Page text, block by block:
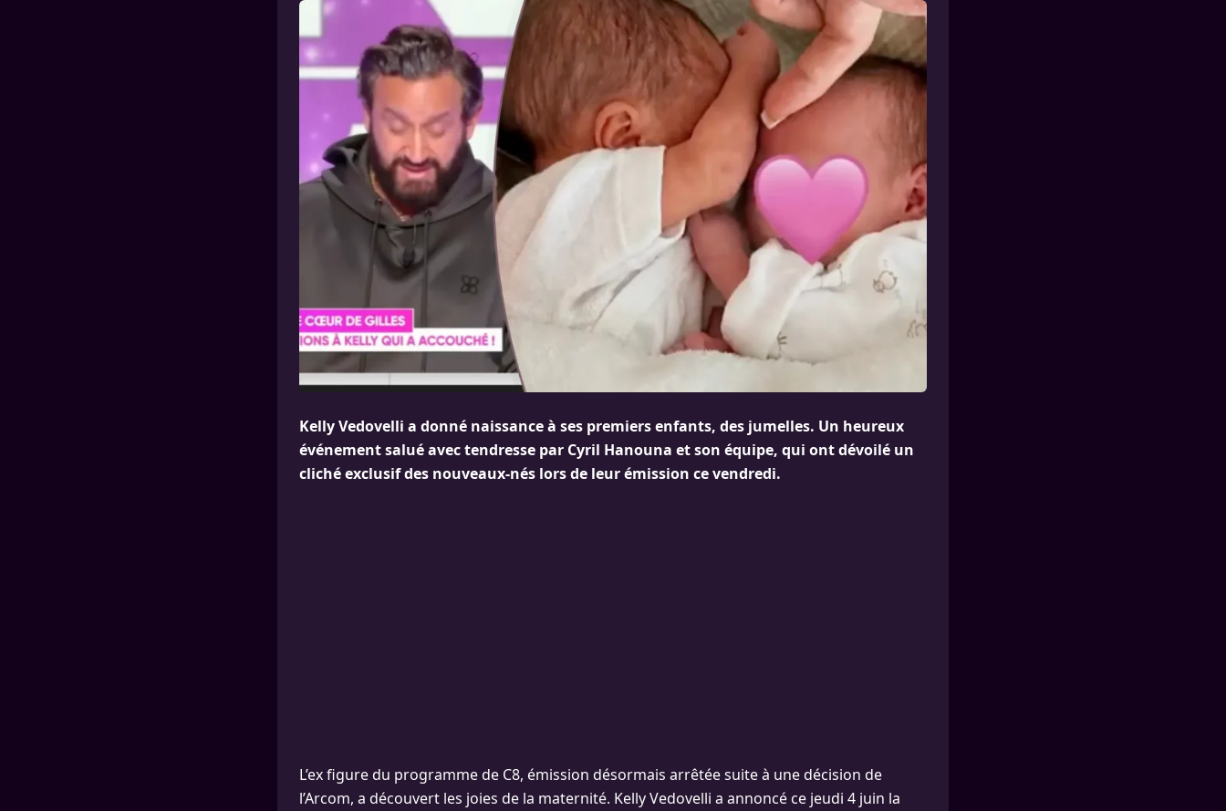
Kelly Vedovelli a donné naissance à ses premiers enfants, des jumelles. Un heureux
événement salué avec tendresse par Cyril Hanouna et son équipe, qui ont dévoilé un
cliché exclusif des nouveaux-nés lors de leur émission ce vendredi.
L’ex figure du programme de C8, émission désormais arrêtée suite à une décision de
l’Arcom, a découvert les joies de la maternité. Kelly Vedovelli a annoncé ce jeudi 4 juin la